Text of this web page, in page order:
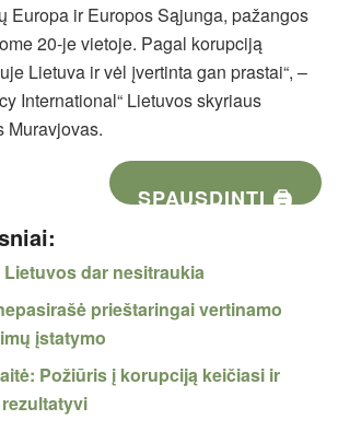
Europa ir Europos Sąjunga, pažangos
20-je vietoje. Pagal korupciją
Lietuva ir vėl įvertinta gan prastai“, –
International“ Lietuvos skyriaus
Muravjovas.
SPAUSDINTI 🖨
dar nesitraukia
prieštaringai vertinamo
įstatymo
Požiūris į korupciją keičiasi ir